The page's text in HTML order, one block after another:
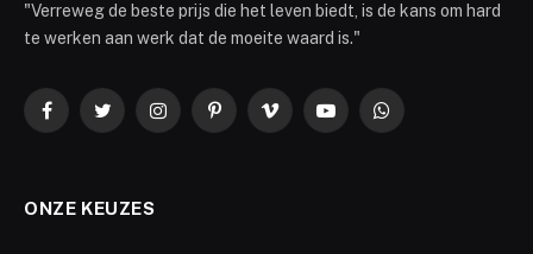
"Verreweg de beste prijs die het leven biedt, is de kans om hard
te werken aan werk dat de moeite waard is."
FacebookTwitterInstagramPinterestVimeo YouTubeWhatsApp
ONZE KEUZES